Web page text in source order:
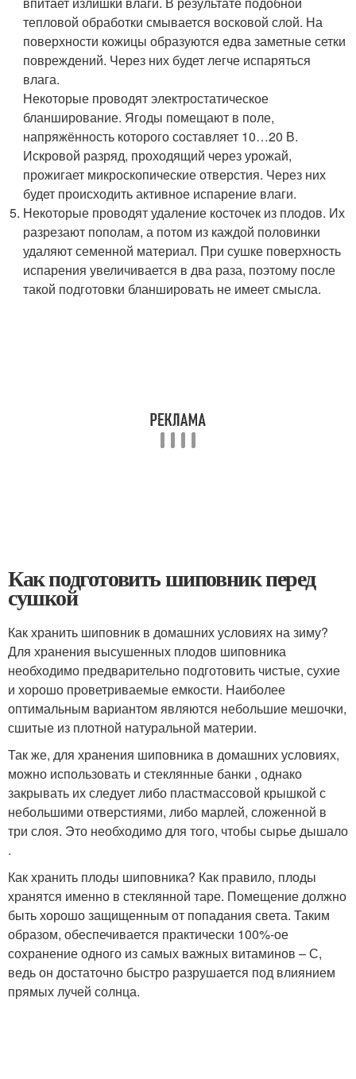
тепловой обработки смывается восковой слой. На
поверхности кожицы образуются едва заметные сетки
повреждений. Через них будет легче испаряться
влага.
Некоторые проводят электростатическое
бланширование. Ягоды помещают в поле,
напряжённость которого составляет 10…20 В.
Искровой разряд, проходящий через урожай,
прожигает микроскопические отверстия. Через них
будет происходить активное испарение влаги.
Некоторые проводят удаление косточек из плодов. Их
разрезают пополам, а потом из каждой половинки
удаляют семенной материал. При сушке поверхность
испарения увеличивается в два раза, поэтому после
такой подготовки бланшировать не имеет смысла.
Как подготовить шиповник перед
сушкой
Как хранить шиповник в домашних условиях на зиму?
Для хранения высушенных плодов шиповника
необходимо предварительно подготовить чистые, сухие
и хорошо проветриваемые емкости. Наиболее
оптимальным вариантом являются небольшие мешочки,
сшитые из плотной натуральной материи.
Так же, для хранения шиповника в домашних условиях,
можно использовать и стеклянные банки , однако
закрывать их следует либо пластмассовой крышкой с
небольшими отверстиями, либо марлей, сложенной в
три слоя. Это необходимо для того, чтобы сырье дышало
.
Как хранить плоды шиповника? Как правило, плоды
хранятся именно в стеклянной таре. Помещение должно
быть хорошо защищенным от попадания света. Таким
образом, обеспечивается практически 100%-ое
сохранение одного из самых важных витаминов – С,
ведь он достаточно быстро разрушается под влиянием
прямых лучей солнца.